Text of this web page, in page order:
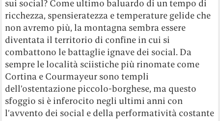
sui social? Come ultimo baluardo di un tempo di
ricchezza, spensieratezza e temperature gelide che
non avremo più, la montagna sembra essere
diventata il territorio di confine in cui si
combattono le battaglie ignave dei social. Da
sempre le località sciistiche più rinomate come
Cortina e Courmayeur sono templi
dell’ostentazione piccolo-borghese, ma questo
sfoggio si è inferocito negli ultimi anni con
l’avvento dei social e della performatività costante